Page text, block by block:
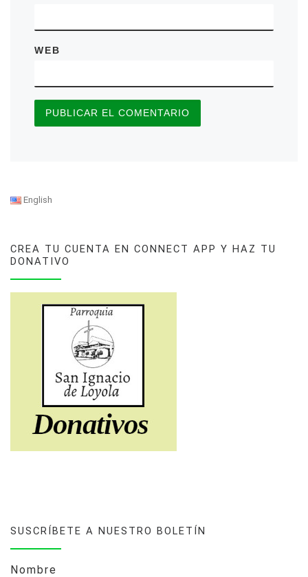
WEB
English
CREA TU CUENTA EN CONNECT APP Y HAZ TU
DONATIVO
SUSCRÍBETE A NUESTRO BOLETÍN
Nombre